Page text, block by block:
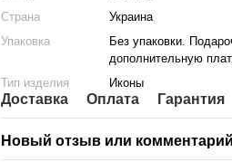
Страна
Украина
Упаковка
Без упаковки.
дополнительную
Тип изделия
Иконы
Доставка Оплата Гарантия
Новый отзыв или комментарий